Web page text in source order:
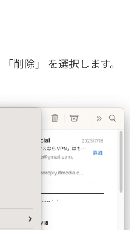
削除」 を選択します。